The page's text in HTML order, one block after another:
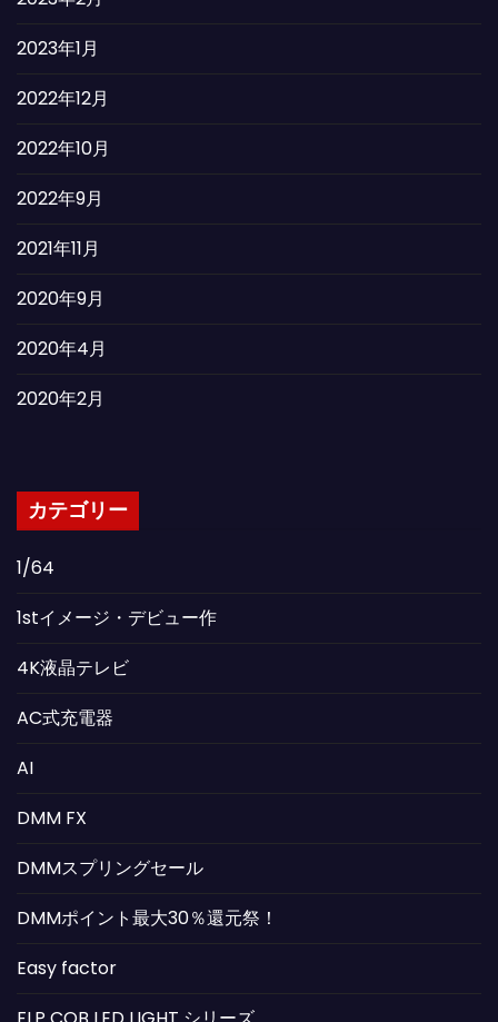
2023年1月
2022年12月
2022年10月
2022年9月
2021年11月
2020年9月
2020年4月
2020年2月
カテゴリー
1/64
1stイメージ・デビュー作
4K液晶テレビ
AC式充電器
AI
DMM FX
DMMスプリングセール
DMMポイント最大30％還元祭！
Easy factor